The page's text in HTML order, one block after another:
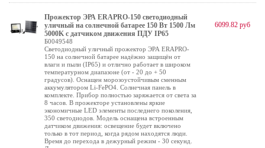
Прожектор ЭРА ERAPRO-150 светодиодный
уличный на солнечной батарее 150 Вт 1500 Лм
5000K с датчиком движения ПДУ IP65
Б0049548
Cветодиодный уличный прожектор ЭРА ERAPRO-
150 на солнечной батарее надёжно защищён от
влаги и пыли (IP65) и отлично работает в широком
температурном диапазоне (от - 20 до + 50
градусов). Оснащен морозоустойчивым сменным
аккумулятором Li-FePO4. Солнечная панель в
комплекте. Прибор полностью заряжается от света за
8 часов. В прожекторе установлены яркие
экономичные LED элементы последнего поколения,
350 светодиодов. Модель оснащена встроенным
датчиком движения: освещение будет включено
только в тот период, когда рядом находятся люди.
Время до перехода в дежурный режим - 30 секунд.
6099.82 руб